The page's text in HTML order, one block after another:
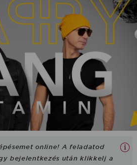
online! A feladatod
bejelentkezés után klikkelj a